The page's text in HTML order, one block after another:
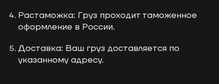
Растаможка: Груз проходит таможенное
оформление в России.
Доставка: Ваш груз доставляется по
указанному адресу.